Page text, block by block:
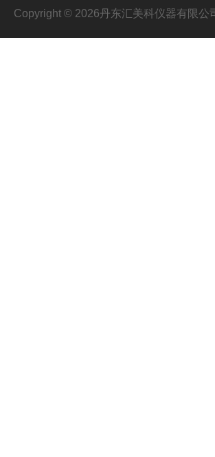
Copyright © 2026丹东汇美科仪器有限